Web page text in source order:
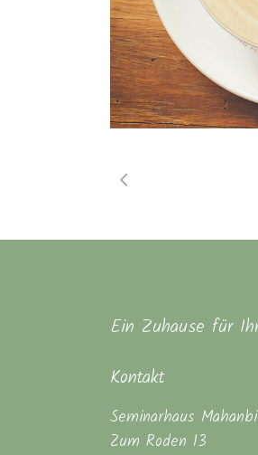
Ein Zuhause für
Kontakt
Seminarhaus
Zum Roden 13